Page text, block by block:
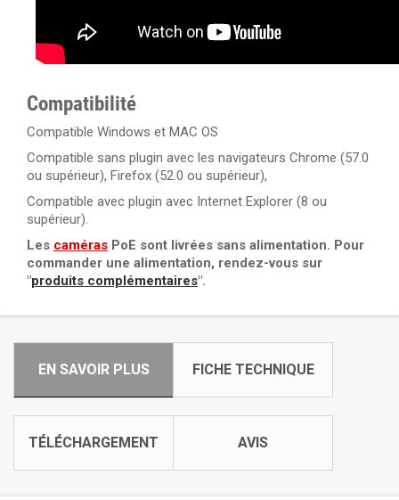
Compatibilité
Compatible Windows et MAC OS
Compatible sans plugin avec les navigateurs Chrome (57.0
ou supérieur), Firefox (52.0 ou supérieur),
Compatible avec plugin avec Internet Explorer (8 ou
supérieur).
Les caméras PoE sont livrées sans alimentation. Pour
commander une alimentation, rendez-vous sur
"produits complémentaires".
EN SAVOIR PLUS FICHE TECHNIQUE
TÉLÉCHARGEMENT AVIS